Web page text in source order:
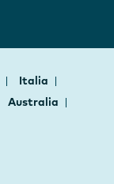
Italia
Australia